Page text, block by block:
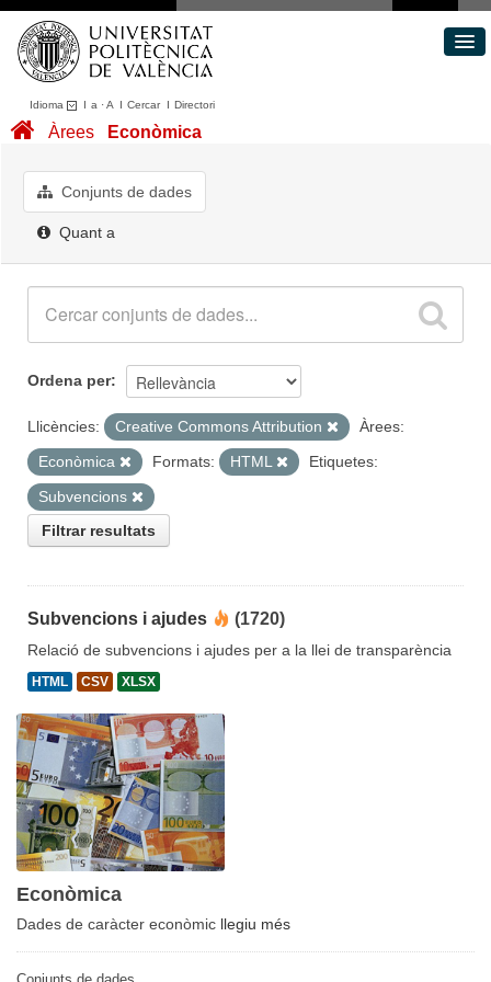
Idioma I a ·A I CercarI Directori
Conjunts de dades
Quant a
Àrees Econòmica
Conjunts de dades
Quant a
Ordena per
Llicències: Creative Commons Attribution
Àrees:
Econòmica
Formats: HTML
Etiquetes:
Subvencions
Filtrar resultats
Subvencions i ajudes (1720)
Relació de subvencions i ajudes per a la llei de transparència
HTML CSV XLSX
Econòmica
Dades de caràcter econòmic llegiu més